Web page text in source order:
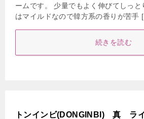
ームです。 少量でもよく伸びてしっと
はマイルドなので韓方系の香りが苦手
続きを読む
トンインビ(DONGINBI) 真 ラ